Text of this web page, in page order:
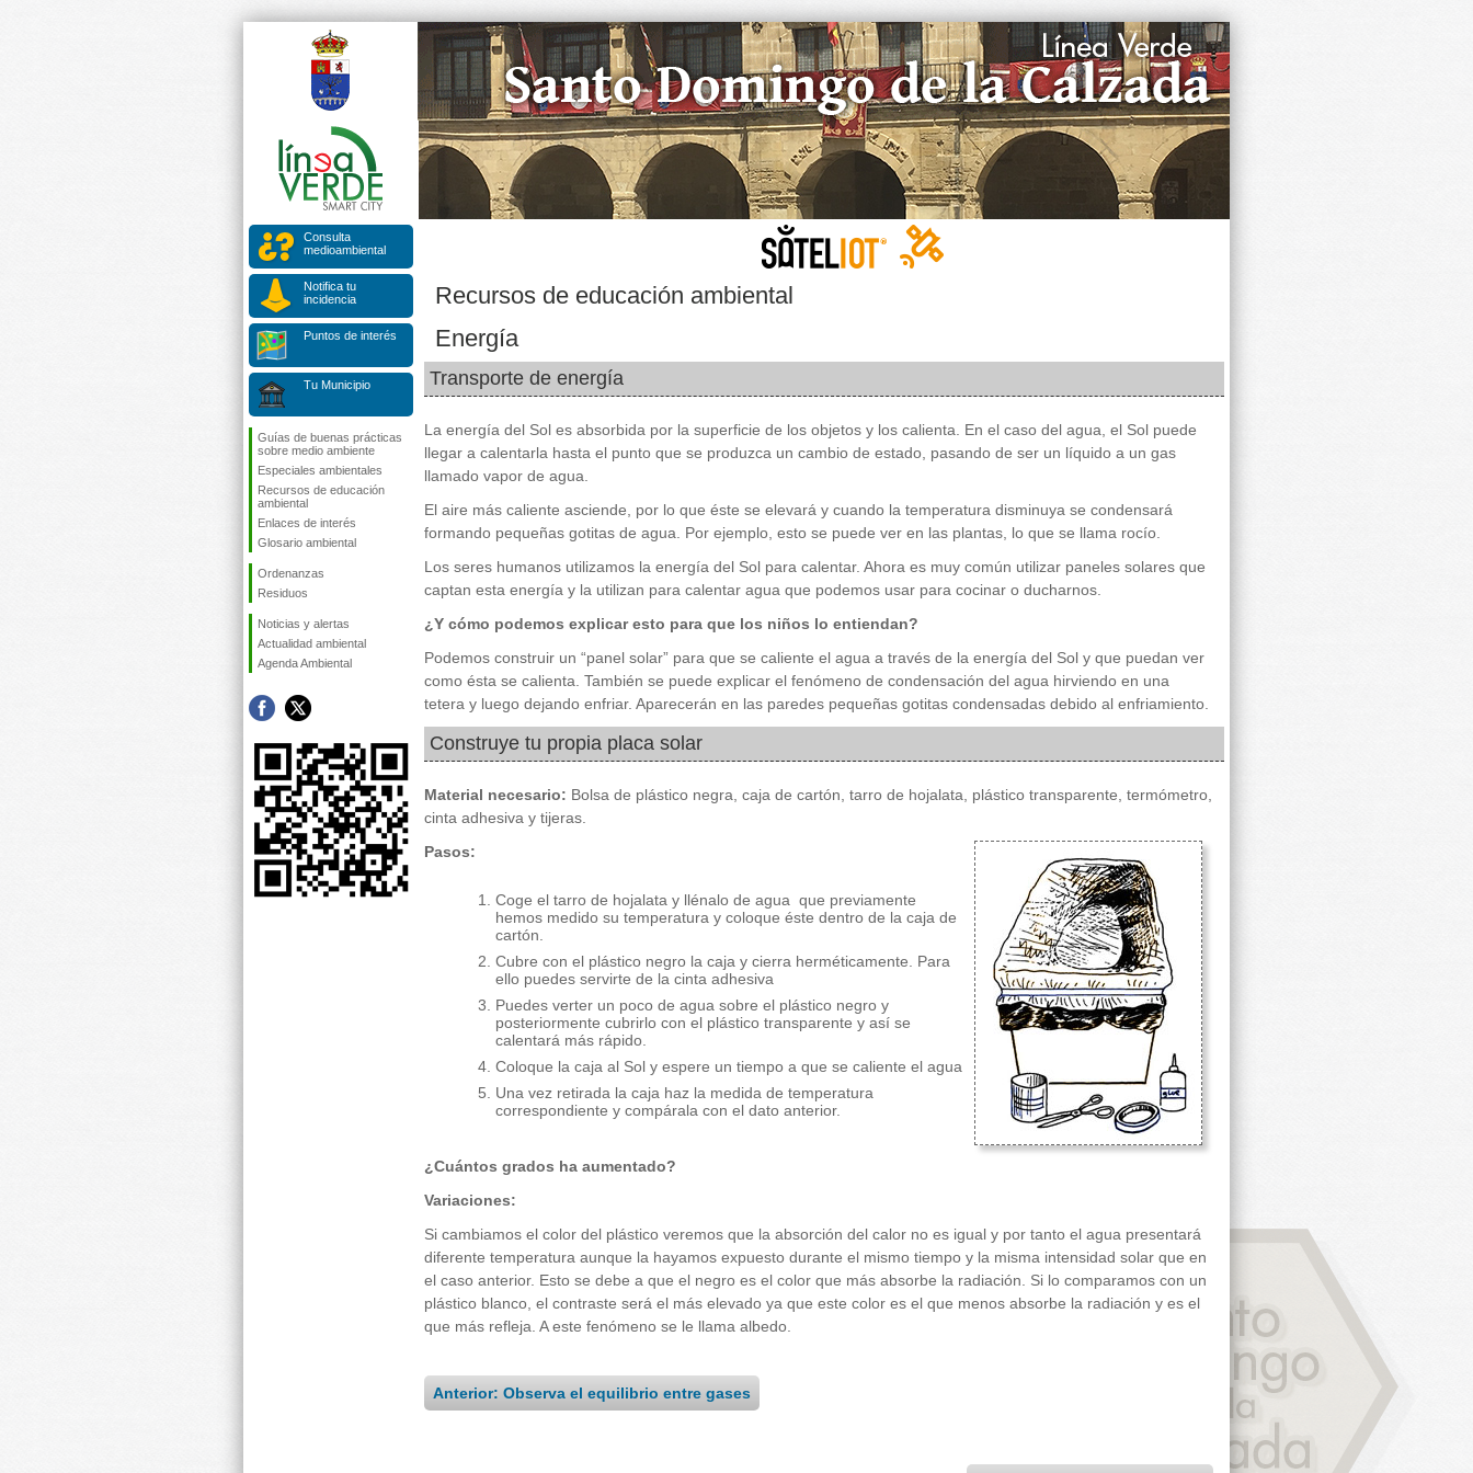
Consulta
medioambiental
Notifica tu
incidencia
Puntos de interés
Tu Municipio
Guías de buenas prácticas
sobre medio ambiente
Especiales ambientales
Recursos de educación
ambiental
Enlaces de interés
Glosario ambiental
Ordenanzas
Residuos
Noticias y alertas
Actualidad ambiental
Agenda Ambiental
Recursos de educación ambiental
Energía
Transporte de energía
La energía del Sol es absorbida por la superficie de los objetos y los calienta. En el caso del agua, el Sol puede
llegar a calentarla hasta el punto que se produzca un cambio de estado, pasando de ser un líquido a un gas
llamado vapor de agua.
El aire más caliente asciende, por lo que éste se elevará y cuando la temperatura disminuya se condensará
formando pequeñas gotitas de agua. Por ejemplo, esto se puede ver en las plantas, lo que se llama rocío.
Los seres humanos utilizamos la energía del Sol para calentar. Ahora es muy común utilizar paneles solares que
captan esta energía y la utilizan para calentar agua que podemos usar para cocinar o ducharnos.
¿Y cómo podemos explicar esto para que los niños lo entiendan?
Podemos construir un “panel solar” para que se caliente el agua a través de la energía del Sol y que puedan ver
como ésta se calienta. También se puede explicar el fenómeno de condensación del agua hirviendo en una
tetera y luego dejando enfriar. Aparecerán en las paredes pequeñas gotitas condensadas debido al enfriamiento.
Construye tu propia placa solar
Material necesario: Bolsa de plástico negra, caja de cartón, tarro de hojalata, plástico transparente, termómetro,
cinta adhesiva y tijeras.
Pasos:
Coge el tarro de hojalata y llénalo de agua que previamente
hemos medido su temperatura y coloque éste dentro de la caja de
cartón.
Cubre con el plástico negro la caja y cierra herméticamente. Para
ello puedes servirte de la cinta adhesiva
Puedes verter un poco de agua sobre el plástico negro y
posteriormente cubrirlo con el plástico transparente y así se
calentará más rápido.
Coloque la caja al Sol y espere un tiempo a que se caliente el agua
Una vez retirada la caja haz la medida de temperatura
correspondiente y compárala con el dato anterior.
¿Cuántos grados ha aumentado?
Variaciones:
Si cambiamos el color del plástico veremos que la absorción del calor no es igual y por tanto el agua presentará
diferente temperatura aunque la hayamos expuesto durante el mismo tiempo y la misma intensidad solar que en
el caso anterior. Esto se debe a que el negro es el color que más absorbe la radiación. Si lo comparamos con un
plástico blanco, el contraste será el más elevado ya que este color es el que menos absorbe la radiación y es el
que más refleja. A este fenómeno se le llama albedo.
Anterior: Observa el equilibrio entre gases